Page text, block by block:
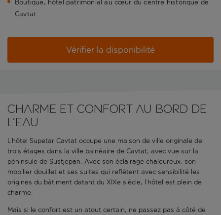
Boutique, hôtel patrimonial au cœur du centre historique de
Cavtat
Vérifier la disponibilité
Charme et confort au bord de
l’eau
L’hôtel Supetar Cavtat occupe une maison de ville originale de
trois étages dans la ville balnéaire de Cavtat, avec vue sur la
péninsule de Sustjepan. Avec son éclairage chaleureux, son
mobilier douillet et ses suites qui reflètent avec sensibilité les
origines du bâtiment datant du XIXe siècle, l’hôtel est plein de
charme.
Mais si le confort est un atout certain, ne passez pas à côté de